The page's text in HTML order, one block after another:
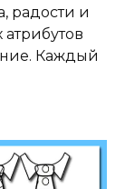
радости и
Каждый